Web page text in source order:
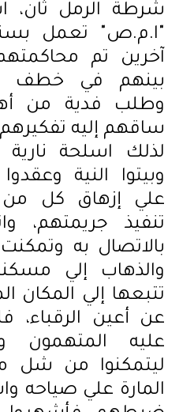
شرطة الرمل ثان،
"ا.م.ص" تعمل
آخرين تم
بينهم في خطف
وطلب فدية من
ساقهم إليه
لذلك اسلحة نارية
وبيتوا النية
علي إزهاق كل
تنفيذ جريمتهم،
بالاتصال به وتمكنت
والذهاب إلي
تتبعها إلي المكان
عن أعين
عليه المتهمون
ليتمكنوا من شل
المارة علي صياحه